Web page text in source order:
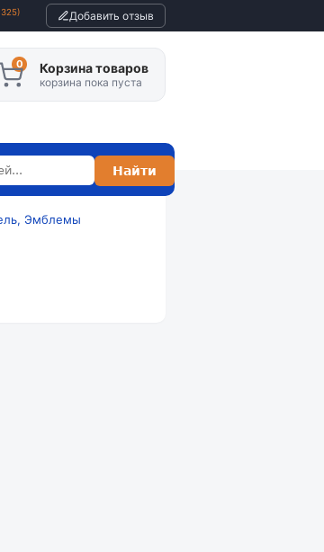
Добавить отзыв
Корзина товаров
корзина пока пуста
Эмблемы